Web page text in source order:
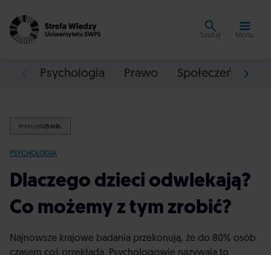
Szukaj Menu
Psychologia Prawo Społeczeństwo
Przeczytaj5 min.
PSYCHOLOGIA
Dlaczego dzieci odwlekają?
Co możemy z tym zrobić?
Najnowsze krajowe badania przekonują, że do 80% osób